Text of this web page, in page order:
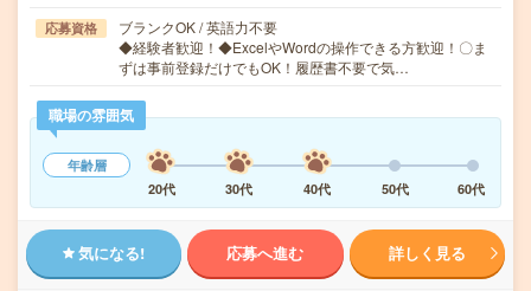
応募資格
ブランクOK / 英語力不要
◆経験者歓迎！◆ExcelやWordの操作できる方歓迎！〇ま
ずは事前登録だけでもOK！履歴書不要で気…
職場の雰囲気
年齢層
20代
30代 40代 50代 60代
気になる! 応募へ進む 詳しく見る